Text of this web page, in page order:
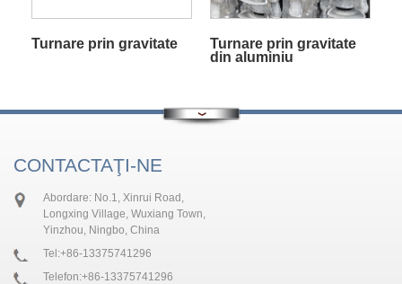
Turnare prin gravitate
Turnare prin gravitate
din aluminiu
CONTACTAŢI-NE
Abordare: No.1, Xinrui Road,
Longxing Village, Wuxiang Town,
Yinzhou, Ningbo, China
Tel:+86-13375741296
Telefon:+86-13375741296